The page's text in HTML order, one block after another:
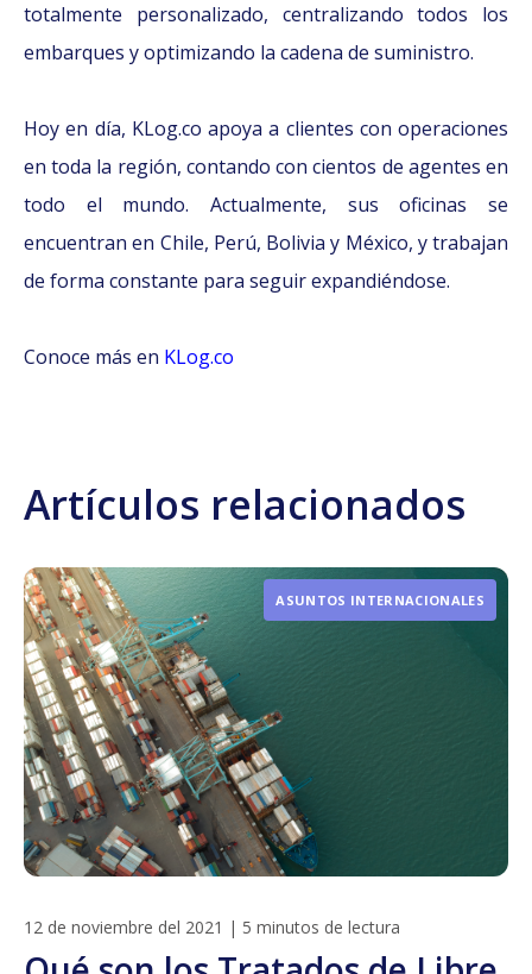
totalmente personalizado, centralizando todos los
embarques y optimizando la cadena de suministro.
Hoy en día, KLog.co apoya a clientes con operaciones
en toda la región, contando con cientos de agentes en
todo el mundo. Actualmente, sus oficinas se
encuentran en Chile, Perú, Bolivia y México, y trabajan
de forma constante para seguir expandiéndose.
Conoce más en KLog.co
Artículos relacionados
ASUNTOS INTERNACIONALES
12 de noviembre del 2021 | 5 minutos de lectura